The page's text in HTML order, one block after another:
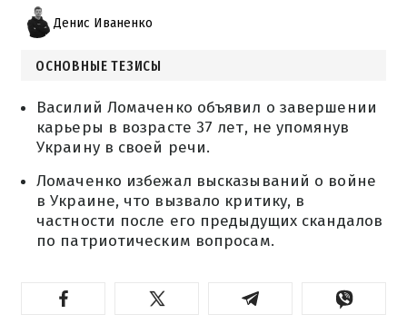
Денис Иваненко
ОСНОВНЫЕ ТЕЗИСЫ
Василий Ломаченко объявил о завершении
карьеры в возрасте 37 лет, не упомянув
Украину в своей речи.
Ломаченко избежал высказываний о войне
в Украине, что вызвало критику, в
частности после его предыдущих скандалов
по патриотическим вопросам.